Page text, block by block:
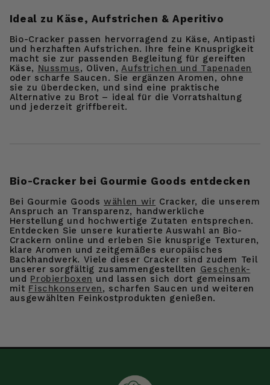
Ideal zu Käse, Aufstrichen & Aperitivo
Bio-Cracker passen hervorragend zu Käse, Antipasti
und herzhaften Aufstrichen. Ihre feine Knusprigkeit
macht sie zur passenden Begleitung für gereiften
Käse, Nussmus, Oliven,Aufstrichen und Tapenaden
oder scharfe Saucen. Sie ergänzen Aromen, ohne
sie zu überdecken, und sind eine praktische
Alternative zu Brot – ideal für die Vorratshaltung
und jederzeit griffbereit.
Bio-Cracker bei Gourmie Goods entdecken
Bei Gourmie Goodswählen wir Cracker, die unserem
Anspruch an Transparenz, handwerkliche
Herstellung und hochwertige Zutaten entsprechen.
Entdecken Sie unsere kuratierte Auswahl an Bio-
Crackern online und erleben Sie knusprige Texturen,
klare Aromen und zeitgemäßes europäisches
Backhandwerk. Viele dieser Cracker sind zudem Teil
unserer sorgfältig zusammengestellten Geschenk-
und Probierboxen und lassen sich dort gemeinsam
mit Fischkonserven, scharfen Saucen und weiteren
ausgewählten Feinkostprodukten genießen.